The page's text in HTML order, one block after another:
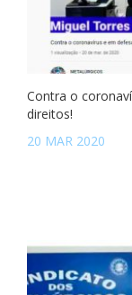
Contra o
direitos!
20 MAR 2020